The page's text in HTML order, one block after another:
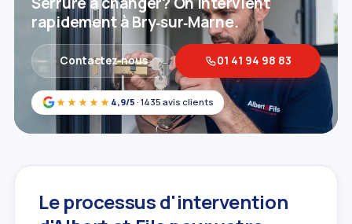
★★★★★ 4,9/5 · 1435 avis clients
rapidement à Bry‑sur‑Marne.
Contactez‑nous 01 41 94 98 83
Le processus d'intervention